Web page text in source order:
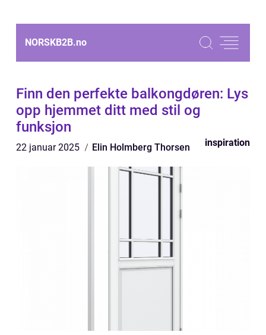
NORSKB2B.no
Finn den perfekte balkongdøren: Lys
opp hjemmet ditt med stil og
funksjon
22 januar 2025 Elin Holmberg Thorsen inspiration